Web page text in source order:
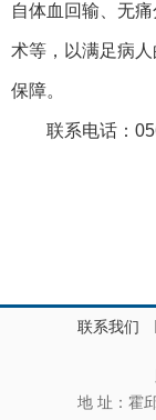
自体血回输、无
术等，以满足病
保障。
联系电话：
联系我们
地 址：霍